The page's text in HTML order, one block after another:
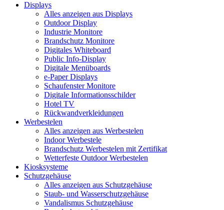
Displays
Alles anzeigen aus Displays
Outdoor Display
Industrie Monitore
Brandschutz Monitore
Digitales Whiteboard
Public Info-Display
Digitale Menüboards
e-Paper Displays
Schaufenster Monitore
Digitale Informationsschilder
Hotel TV
Rückwandverkleidungen
Werbestelen
Alles anzeigen aus Werbestelen
Indoor Werbestele
Brandschutz Werbestelen mit Zertifikat
Wetterfeste Outdoor Werbestelen
Kiosksysteme
Schutzgehäuse
Alles anzeigen aus Schutzgehäuse
Staub- und Wasserschutzgehäuse
Vandalismus Schutzgehäuse